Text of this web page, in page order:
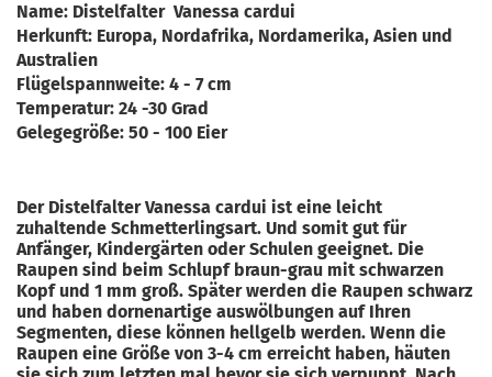
Name: Distelfalter Vanessa cardui
Herkunft: Europa, Nordafrika, Nordamerika, Asien und
Australien
Flügelspannweite: 4 - 7 cm
Temperatur: 24 -30 Grad
Gelegegröße: 50 - 100 Eier
Der Distelfalter Vanessa cardui ist eine leicht
zuhaltende Schmetterlingsart. Und somit gut für
Anfänger, Kindergärten oder Schulen geeignet. Die
Raupen sind beim Schlupf braun-grau mit schwarzen
Kopf und 1 mm groß. Später werden die Raupen schwarz
und haben dornenartige auswölbungen auf Ihren
Segmenten, diese können hellgelb werden. Wenn die
Raupen eine Größe von 3-4 cm erreicht haben, häuten